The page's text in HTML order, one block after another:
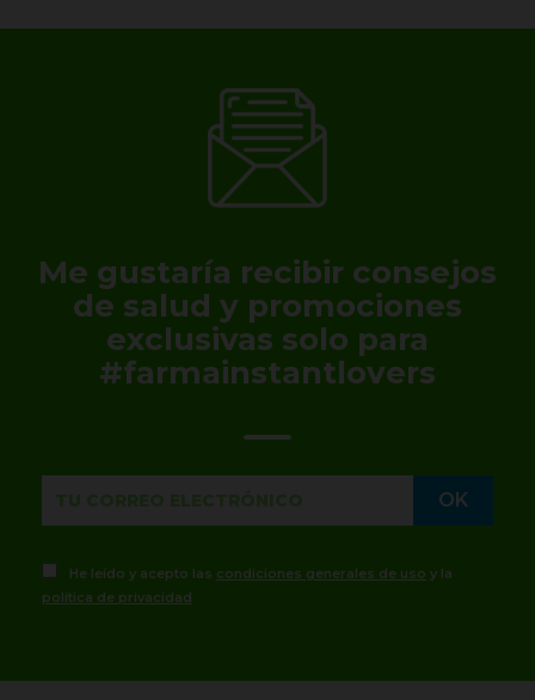
Me gustaría recibir consejos
de salud y promociones
exclusivas solo para
#farmainstantlovers
He leído y acepto las condiciones generales de uso y la
política de privacidad